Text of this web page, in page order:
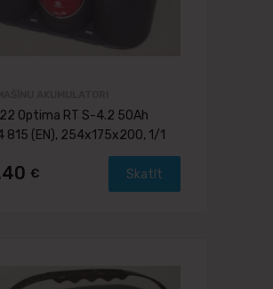
Optima RT S-4.2 50Ah
815 (EN), 254x175x200, 1/1
€ Skatīt